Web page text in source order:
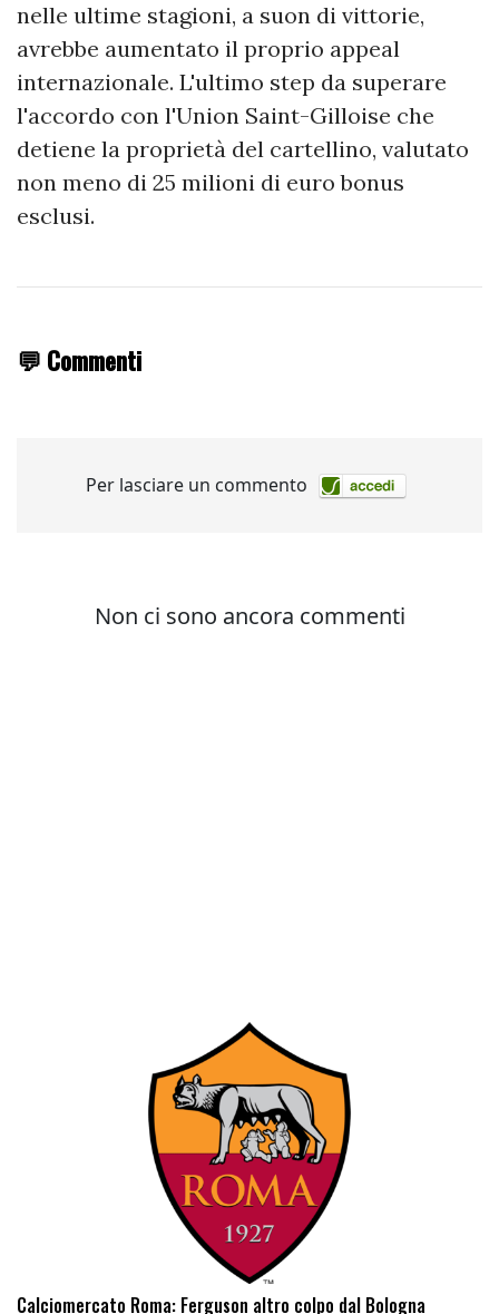
nelle ultime stagioni, a suon di vittorie,
avrebbe aumentato il proprio appeal
internazionale. L'ultimo step da superare
l'accordo con l'Union Saint-Gilloise che
detiene la proprietà del cartellino, valutato
non meno di 25 milioni di euro bonus
esclusi.
💬 Commenti
Calciomercato Roma: Ferguson altro colpo dal Bologna